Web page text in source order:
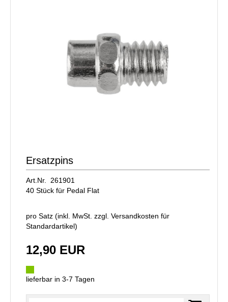
Ersatzpins
Art.Nr. 261901
40 Stück für Pedal Flat
pro Satz (inkl. MwSt. zzgl. Versandkosten für
Standardartikel)
12,90 EUR
lieferbar in 3-7 Tagen